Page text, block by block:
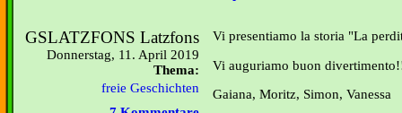
GSLATZFONS Latzfons
Donnerstag, 11. April 2019
Thema:
freie Geschichten
Vi presentiamo la storia "La
Vi auguriamo buon
Gaiana, Moritz, Simon, Vanessa